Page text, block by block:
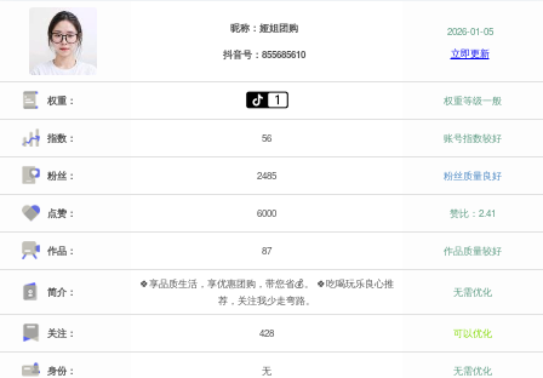
昵称：娅姐团购
抖音号：855685610
2026-01-05
立即更新
权重： 权重等级一般
指数： 56 账号指数较好
粉丝： 2485 粉丝质量良好
点赞： 6000 赞比：2.41
作品： 87 作品质量较好
简介：
🍀享品质生活，享优惠团购，带您省💰。 🍀吃喝玩乐良心推
荐，关注我少走弯路。
无需优化
关注： 428 可以优化
身份： 无 无需优化